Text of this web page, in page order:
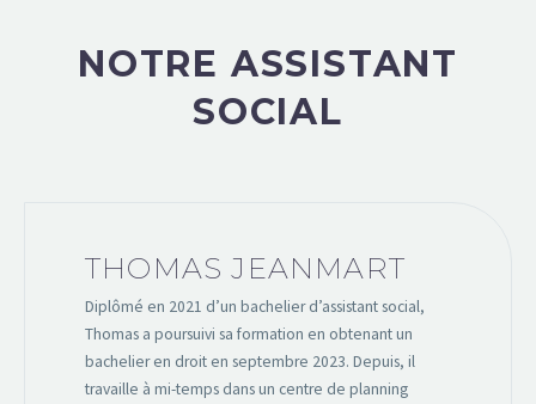
NOTRE ASSISTANT
SOCIAL
THOMAS JEANMART
Diplômé en 2021 d’un bachelier d’assistant social,
Thomas a poursuivi sa formation en obtenant un
bachelier en droit en septembre 2023. Depuis, il
travaille à mi-temps dans un centre de planning